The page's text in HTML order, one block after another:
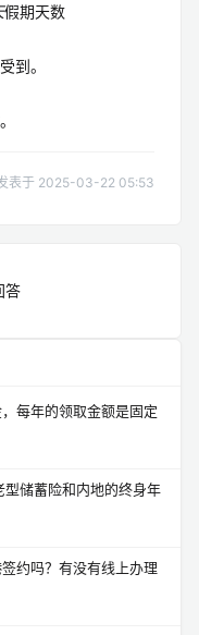
假期天数
到。
表于 2025-03-22 05:53
答
每年的领取金额是固定
储蓄险和内地的终身年
约吗？有没有线上办理